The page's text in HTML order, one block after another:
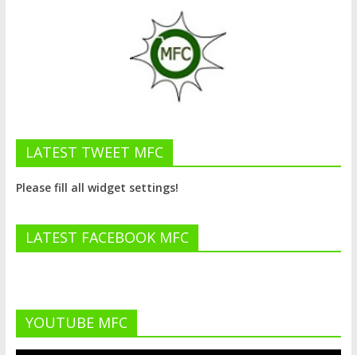
LATEST TWEET MFC
Please fill all widget settings!
LATEST FACEBOOK MFC
YOUTUBE MFC